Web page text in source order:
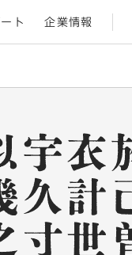
ト 企業情報